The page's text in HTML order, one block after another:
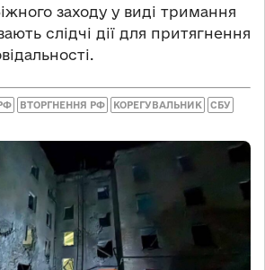
заходу у виді тримання
слідчі дії для притягнення
ВТОРГНЕННЯ РФ КОРЕГУВАЛЬНИК СБУ